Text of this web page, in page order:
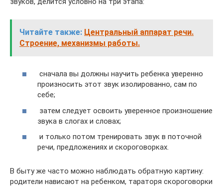
Читайте также: Центральный аппарат речи.
Строение, механизмы работы.
сначала вы должны научить ребенка уверенно
произносить этот звук изолированно, сам по
себе;
затем следует освоить уверенное произношение
звука в слогах и словах;
и только потом тренировать звук в поточной
речи, предложениях и скороговорках.
В быту же часто можно наблюдать обратную картину:
родители нависают на ребенком, тараторя скороговорки